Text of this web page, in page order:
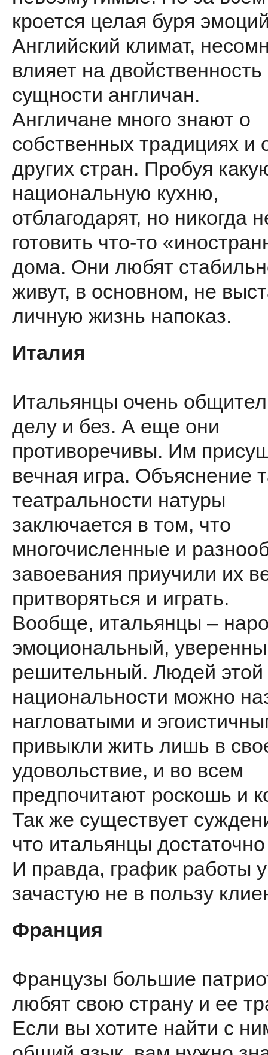
кроется целая буря
Английский климат,
влияет на двойственность
сущности англичан.
Англичане много знают о
собственных традициях и
других стран. Пробуя
национальную кухню,
отблагодарят, но никогда
готовить что-то
дома. Они любят
живут, в основном, не
личную жизнь напоказ.
Италия
Итальянцы очень
делу и без. А еще они
противоречивы. Им
вечная игра. Объяснение
театральности натуры
заключается в том, что
многочисленные и
завоевания приучили их
притворяться и играть.
Вообще, итальянцы –
эмоциональный,
решительный. Людей этой
национальности можно
нагловатыми и
привыкли жить лишь в
удовольствие, и во всем
предпочитают роскошь и
Так же существует
что итальянцы
И правда, график работы
зачастую не в пользу
Франция
Французы большие
любят свою страну и ее
Если вы хотите найти с